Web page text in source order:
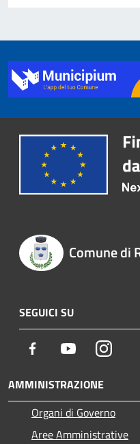
Comune di
SEGUICI SU
Facebook Youtube
AMMINISTRAZIONE
Organi di Governo
Aree Amministrative